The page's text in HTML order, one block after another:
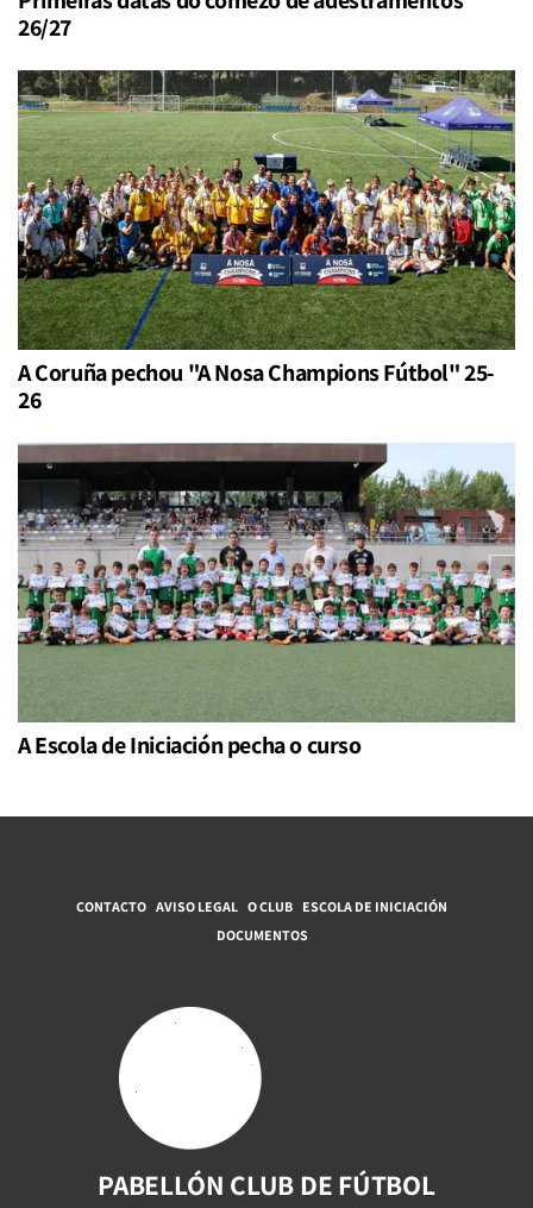
26/27
A Coruña pechou "A Nosa Champions Fútbol" 25-
26
A Escola de Iniciación pecha o curso
CONTACTO AVISO LEGAL O CLUB ESCOLA DE INICIACIÓN
DOCUMENTOS
PABELLÓN CLUB DE FÚTBOL